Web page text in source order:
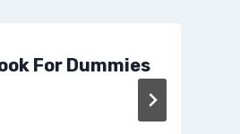
For Dummies